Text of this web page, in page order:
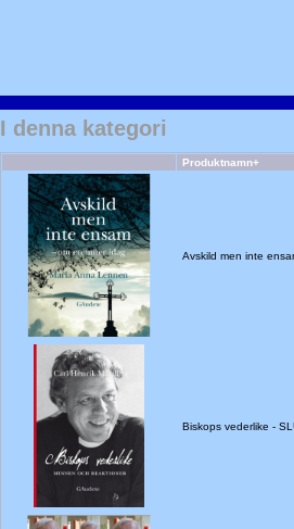
I denna kategori
Produktnamn+
Avskild men inte
Biskops vederlike -